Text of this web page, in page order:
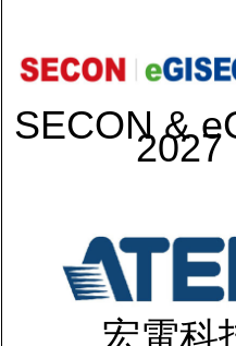
SECON &
2027
宏電科